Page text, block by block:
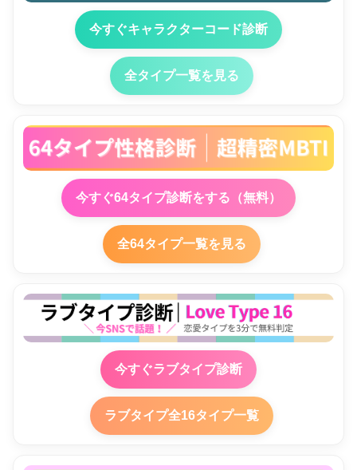
今すぐキャラクターコード診断
全タイプ一覧を見る
今すぐ64タイプ診断をする（無料）
全64タイプ一覧を見る
今すぐラブタイプ診断
ラブタイプ全16タイプ一覧